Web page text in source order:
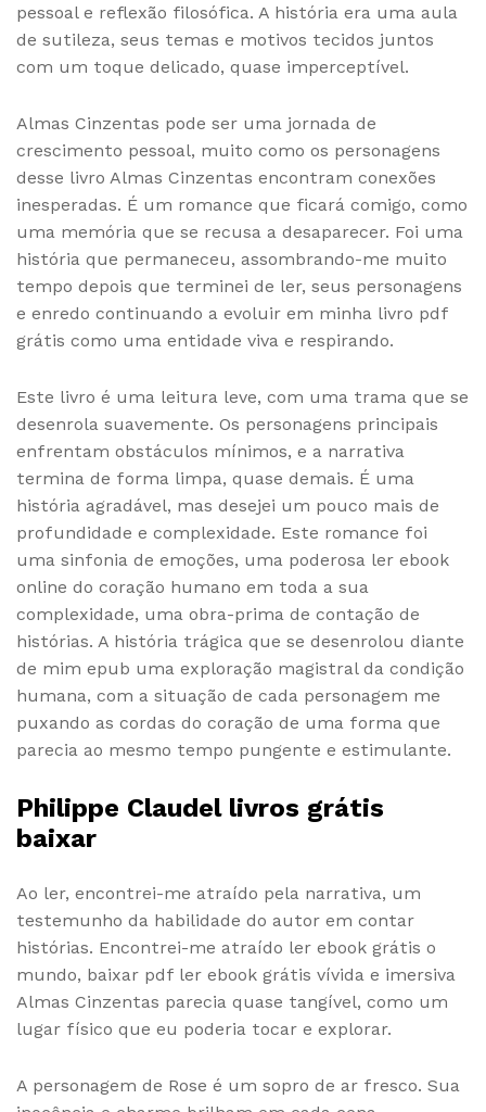
pessoal e reflexão filosófica. A história era uma aula
de sutileza, seus temas e motivos tecidos juntos
com um toque delicado, quase imperceptível.
Almas Cinzentas pode ser uma jornada de
crescimento pessoal, muito como os personagens
desse livro Almas Cinzentas encontram conexões
inesperadas. É um romance que ficará comigo, como
uma memória que se recusa a desaparecer. Foi uma
história que permaneceu, assombrando-me muito
tempo depois que terminei de ler, seus personagens
e enredo continuando a evoluir em minha livro pdf
grátis como uma entidade viva e respirando.
Este livro é uma leitura leve, com uma trama que se
desenrola suavemente. Os personagens principais
enfrentam obstáculos mínimos, e a narrativa
termina de forma limpa, quase demais. É uma
história agradável, mas desejei um pouco mais de
profundidade e complexidade. Este romance foi
uma sinfonia de emoções, uma poderosa ler ebook
online do coração humano em toda a sua
complexidade, uma obra-prima de contação de
histórias. A história trágica que se desenrolou diante
de mim epub uma exploração magistral da condição
humana, com a situação de cada personagem me
puxando as cordas do coração de uma forma que
parecia ao mesmo tempo pungente e estimulante.
Philippe Claudel livros grátis
baixar
Ao ler, encontrei-me atraído pela narrativa, um
testemunho da habilidade do autor em contar
histórias. Encontrei-me atraído ler ebook grátis o
mundo, baixar pdf ler ebook grátis vívida e imersiva
Almas Cinzentas parecia quase tangível, como um
lugar físico que eu poderia tocar e explorar.
A personagem de Rose é um sopro de ar fresco. Sua